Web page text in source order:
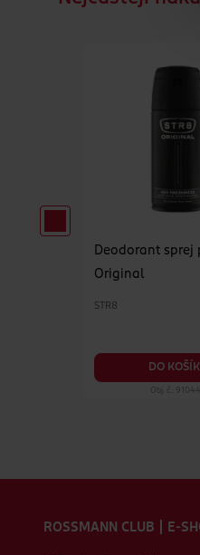
Deodorant sprej
Original
STR8
DO
Obj. č.:
ROSSMANN CLUB | E-